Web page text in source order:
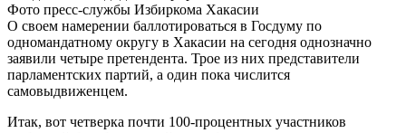
Фото пресс-службы Избиркома Хакасии
О своем намерении баллотироваться в Госдуму по
одномандатному округу в Хакасии на сегодня однозначно
заявили четыре претендента. Трое из них представители
парламентских партий, а один пока числится
самовыдвиженцем.
Итак, вот четверка почти 100-процентных участников